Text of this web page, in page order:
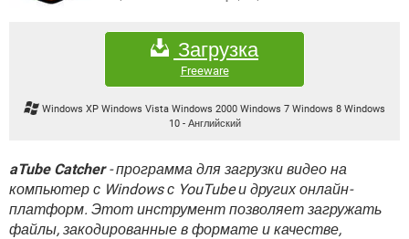
GOOGLE
ИГРЫ
ВКОНТАКТЕ
INSTAGRAM
ИГРЫ
WINDOWS 10 ВКОНТАКТЕ
YANDEX
ЭНЦИКЛОПЕДИЯ
TELEGRAM
ИГРЫ
ВИДЕО GOOGLE
YANDEX
Загрузка
Freeware
Windows XP Windows Vista Windows 2000 Windows 7 Windows 8 Windows
10 - Английский
aTube Catcher- программа для загрузки видео на
компьютер с Windows с YouTube и других онлайн-
платформ. Этот инструмент позволяет загружать
файлы, закодированные в формате и качестве,